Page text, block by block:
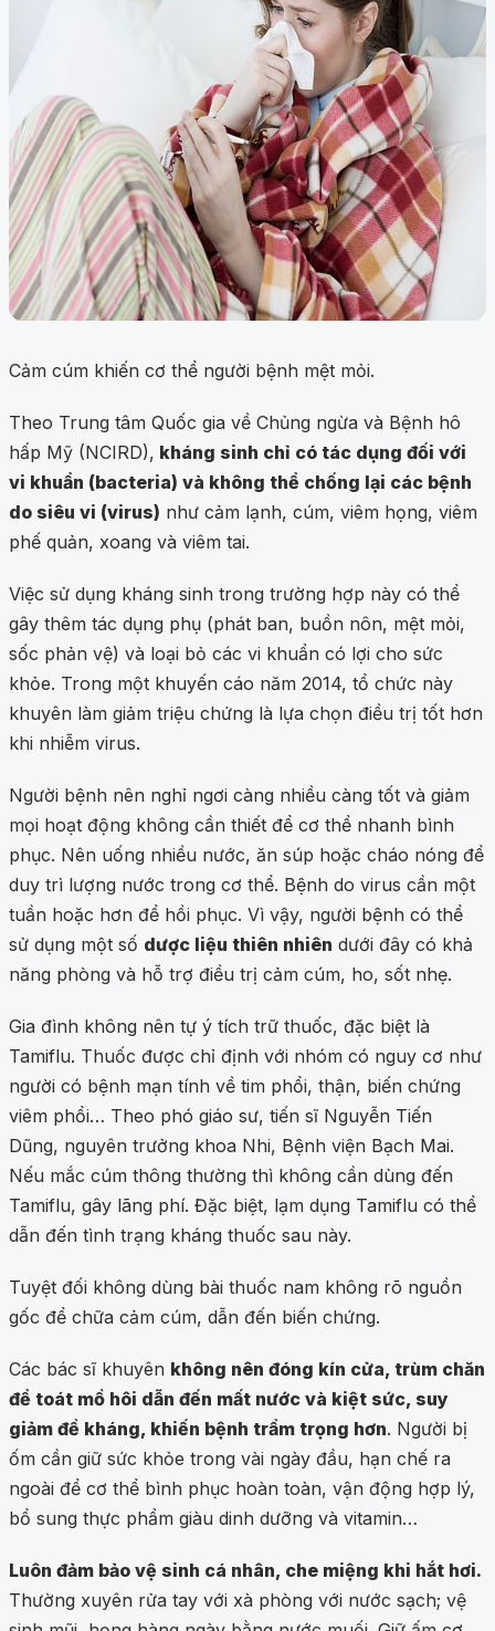
Cảm cúm khiến cơ thể người bệnh mệt mỏi.
Theo Trung tâm Quốc gia về Chủng ngừa và Bệnh hô
hấp Mỹ (NCIRD), kháng sinh chỉ có tác dụng đối với
vi khuẩn (bacteria) và không thể chống lại các bệnh
do siêu vi (virus) như cảm lạnh, cúm, viêm họng, viêm
phế quản, xoang và viêm tai.
Việc sử dụng kháng sinh trong trường hợp này có thể
gây thêm tác dụng phụ (phát ban, buồn nôn, mệt mỏi,
sốc phản vệ) và loại bỏ các vi khuẩn có lợi cho sức
khỏe. Trong một khuyến cáo năm 2014, tổ chức này
khuyên làm giảm triệu chứng là lựa chọn điều trị tốt hơn
khi nhiễm virus.
Người bệnh nên nghỉ ngơi càng nhiều càng tốt và giảm
mọi hoạt động không cần thiết để cơ thể nhanh bình
phục. Nên uống nhiều nước, ăn súp hoặc cháo nóng để
duy trì lượng nước trong cơ thể. Bệnh do virus cần một
tuần hoặc hơn để hồi phục. Vì vậy, người bệnh có thể
sử dụng một số dược liệu thiên nhiên dưới đây có khả
năng phòng và hỗ trợ điều trị cảm cúm, ho, sốt nhẹ.
Gia đình không nên tự ý tích trữ thuốc, đặc biệt là
Tamiflu. Thuốc được chỉ định với nhóm có nguy cơ như
người có bệnh mạn tính về tim phổi, thận, biến chứng
viêm phổi… Theo phó giáo sư, tiến sĩ Nguyễn Tiến
Dũng, nguyên trưởng khoa Nhi, Bệnh viện Bạch Mai.
Nếu mắc cúm thông thường thì không cần dùng đến
Tamiflu, gây lãng phí. Đặc biệt, lạm dụng Tamiflu có thể
dẫn đến tình trạng kháng thuốc sau này.
Tuyệt đối không dùng bài thuốc nam không rõ nguồn
gốc để chữa cảm cúm, dẫn đến biến chứng.
Các bác sĩ khuyên không nên đóng kín cửa, trùm chăn
để toát mồ hôi dẫn đến mất nước và kiệt sức, suy
giảm đề kháng, khiến bệnh trầm trọng hơn. Người bị
ốm cần giữ sức khỏe trong vài ngày đầu, hạn chế ra
ngoài để cơ thể bình phục hoàn toàn, vận động hợp l‎ý,
bổ sung thực phẩm giàu dinh dưỡng và vitamin…
Luôn đảm bảo vệ sinh cá nhân, che miệng khi hắt hơi.
Thường xuyên rửa tay với xà phòng với nước sạch; vệ